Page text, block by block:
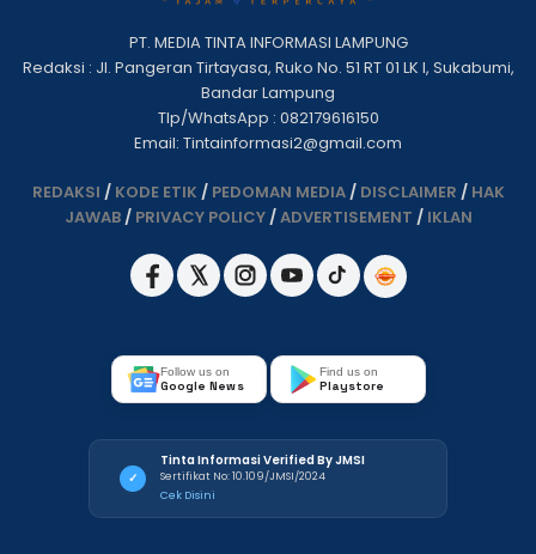
PT. MEDIA TINTA INFORMASI LAMPUNG
Redaksi : Jl. Pangeran Tirtayasa, Ruko No. 51 RT 01 LK I, Sukabumi,
Bandar Lampung
Tlp/WhatsApp : 082179616150
Email: Tintainformasi2@gmail.com
REDAKSI / KODE ETIK / PEDOMAN MEDIA/ DISCLAIMER / HAK
JAWAB/ PRIVACY POLICY/ADVERTISEMENT / IKLAN
Follow us on
Google News
Find us on
Playstore
✓
Tinta Informasi Verified By JMSI
Sertifikat No: 10.109/JMSI/2024
Cek Disini